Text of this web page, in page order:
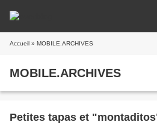
Accueil » MOBILE.ARCHIVES
MOBILE.ARCHIVES
Petites tapas et